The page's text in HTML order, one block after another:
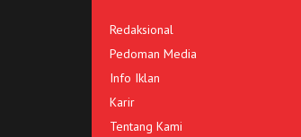
Redaksional
Pedoman Media
Info Iklan
Karir
Tentang Kami